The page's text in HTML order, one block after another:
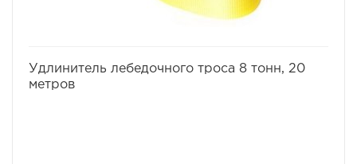
Удлинитель лебедочного троса 8 тонн, 20
метров